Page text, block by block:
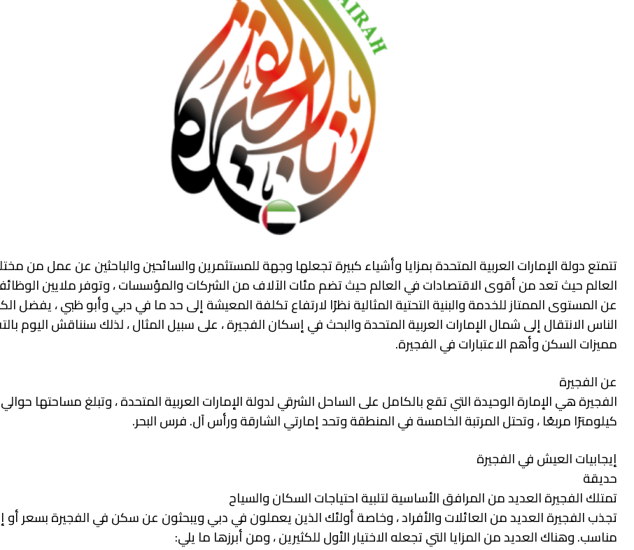
تتمتع دولة الإمارات العربية المتحدة بمزايا وأشياء كبيرة تجعلها وجهة للمستثمرين والسائحين والباحثين عن عمل من
العالم حيث تعد من أقوى الاقتصادات في العالم حيث تضم مئات الآلاف من الشركات والمؤسسات ، وتوفر ملايين
عن المستوى الممتاز للخدمة والبنية التحتية المثالية نظرًا لارتفاع تكلفة المعيشة إلى حد ما في دبي وأبو ظبي ، يفضل
الناس الانتقال إلى شمال الإمارات العربية المتحدة والبحث في إسكان الفجيرة ، على سبيل المثال ، لذلك سنناقش اليوم
مميزات السكن وأهم الاعتبارات في الفجيرة.
عن الفجيرة
كيلومترًا مربعًا ، وتحتل المرتبة الخامسة في المنطقة وتحد إمارتي الشارقة ورأس آل. فرس البحر.
إيجابيات العيش في الفجيرة
حديقة
تمتلك الفجيرة العديد من المرافق الأساسية لتلبية احتياجات السكان والسياح
تجذب الفجيرة العديد من العائلات والأفراد ، وخاصة أولئك الذين يعملون في دبي ويبحثون عن سكن في الفجيرة بسعر أو
مناسب. وهناك العديد من المزايا التي تجعله الاختيار الأول للكثيرين ، ومن أبرزها ما يلي: